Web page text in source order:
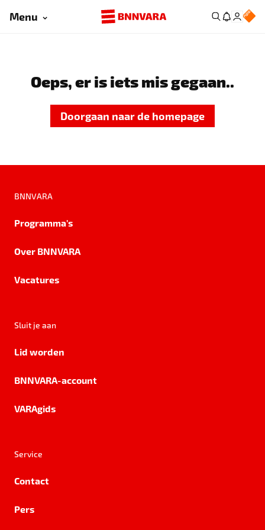
Menu
Oeps, er is iets mis gegaan..
Doorgaan naar de homepage
BNNVARA
Programma's
Over BNNVARA
Vacatures
Sluit je aan
Lid worden
BNNVARA-account
VARAgids
Service
Contact
Pers